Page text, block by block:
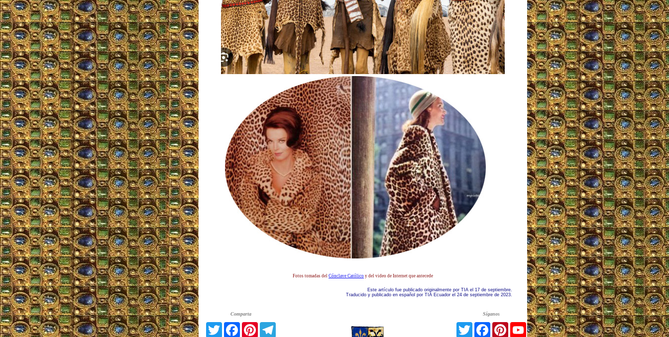
Fotos tomadas del Cónclave Católico y del video de Internet que antecede
Este artículo fue publicado originalmente por TIA el 17 de septiembre.
Traducido y publicado en español por TIA Ecuador el 24 de septiembre de 2023.
Comparta
TwitterFacebookPinterest
Síganos
TwitterFacebookPinterestYouTube